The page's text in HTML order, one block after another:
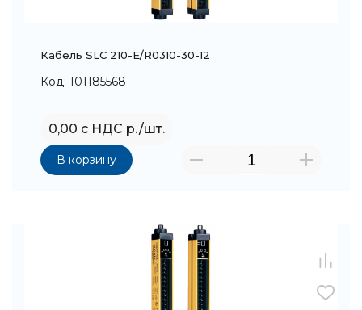
Кабель SLC 210-E/R0310-30-12
Код: 101185568
0,00 с НДС р./шт.
В корзину